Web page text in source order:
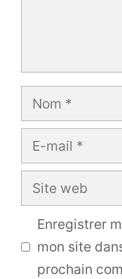
Nom
E-
mail
Site
web
Enregistrer
mon site
prochain